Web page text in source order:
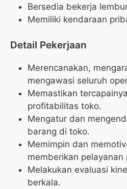
Bersedia bekerja
Memiliki kendaraan
Detail Pekerjaan
Merencanakan,
mengawasi seluruh
Memastikan
profitabilitas toko.
Mengatur dan
barang di toko.
Memimpin dan
memberikan
Melakukan evaluasi
berkala.